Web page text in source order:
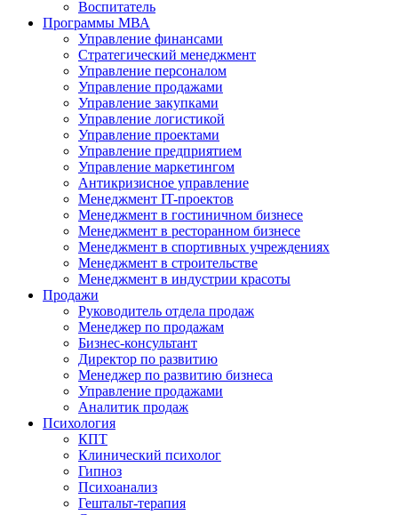
Воспитатель
Программы МВА
Управление финансами
Стратегический менеджмент
Управление персоналом
Управление продажами
Управление закупками
Управление логистикой
Управление проектами
Управление предприятием
Управление маркетингом
Антикризисное управление
Менеджмент IT-проектов
Менеджмент в гостиничном бизнесе
Менеджмент в ресторанном бизнесе
Менеджмент в спортивных учреждениях
Менеджмент в строительстве
Менеджмент в индустрии красоты
Продажи
Руководитель отдела продаж
Менеджер по продажам
Бизнес-консультант
Директор по развитию
Менеджер по развитию бизнеса
Управление продажами
Аналитик продаж
Психология
КПТ
Клинический психолог
Гипноз
Психоанализ
Гештальт-терапия